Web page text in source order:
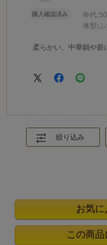
購入確認済み 年代:
体型:ふ
柔らかい、中華鍋や薪
絞り込み